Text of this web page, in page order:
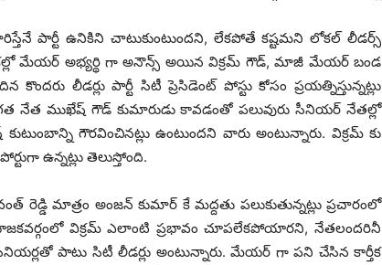
పార్టీ ఉనికిని చాటుకుంటుందని, లేకపోతే కష్టమని లోకల్ లీడర్స్
మేయర్‌ అభ్యర్థి గా అనౌన్స్‌‌‌‌ అయిన విక్రమ్ గౌడ్‌‌‌‌, మాజీ మేయర్‌ బండ
లీడర్లు పార్టీ సిటీ ప్రెసిడెంట్ పోస్టు కోసం ప్రయత్నిస్తున్నట్లు
నేత ముఖేష్‌ గౌడ్‌‌‌‌ కుమారుడు కావడంతో పలువురు సీనియర్ నేతల్లో
గౌరవించినట్లు ఉంటుందని వారు అంటున్నారు. విక్రమ్ కు
ఉన్నట్లు తెలుస్తోంది.
రెడ్డి మాత్రం అంజన్‌ కుమార్‌ కే మద్దతు పలుకుతున్నట్లు ప్రచారంలో
విక్రమ్‌‌‌‌ ఎలాంటి ప్రభావం చూపలేకపోయారని, నేతలందరినీ
పాటు సిటీ లీడర్లు అంటున్నారు. మేయర్‌ గా పని చేసిన కార్తీక